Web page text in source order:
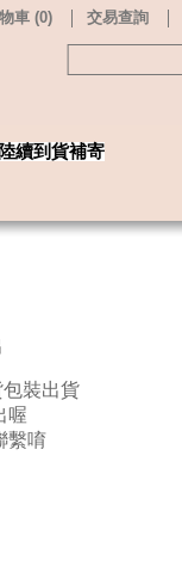
車 (0) 交易查詢
續到貨補寄